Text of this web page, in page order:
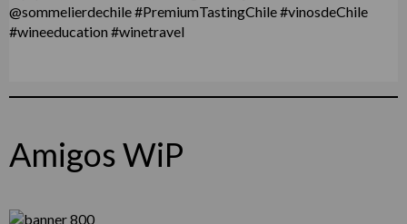
Amigos WiP